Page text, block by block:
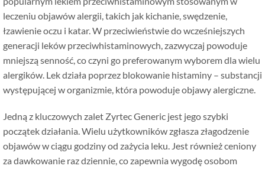
leczeniu objawów alergii, takich jak kichanie, swędzenie,
łzawienie oczu i katar. W przeciwieństwie do wcześniejszych
generacji leków przeciwhistaminowych, zazwyczaj powoduje
mniejszą senność, co czyni go preferowanym wyborem dla wielu
alergików. Lek działa poprzez blokowanie histaminy – substancji
występującej w organizmie, która powoduje objawy alergiczne.
Jedną z kluczowych zalet Zyrtec Generic jest jego szybki
początek działania. Wielu użytkowników zgłasza złagodzenie
objawów w ciągu godziny od zażycia leku. Jest również ceniony
za dawkowanie raz dziennie, co zapewnia wygodę osobom